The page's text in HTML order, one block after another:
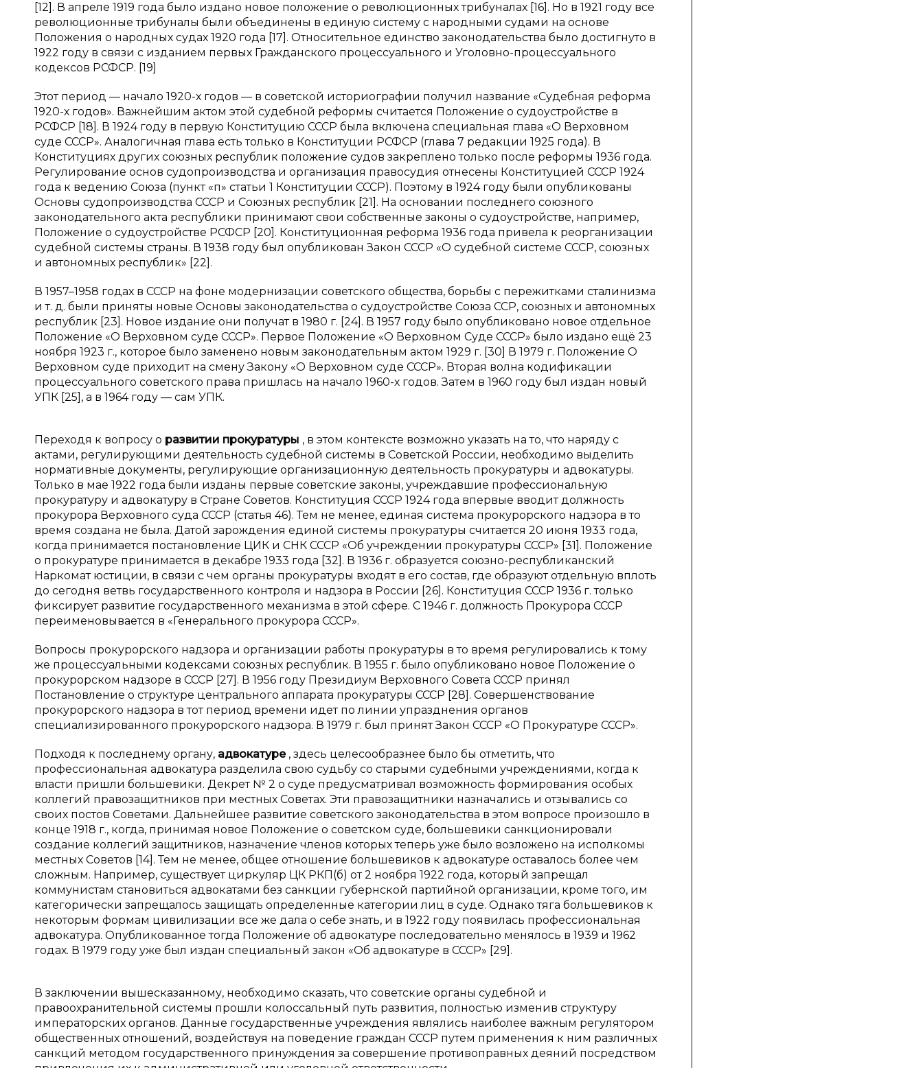
[12]. В апреле 1919 года было издано новое положение о революционных трибуналах [16]. Но в 1921 году все
революционные трибуналы были объединены в единую систему с народными судами на основе
Положения о народных судах 1920 года [17]. Относительное единство законодательства было достигнуто в
1922 году в связи с изданием первых Гражданского процессуального и Уголовно-процессуального
кодексов РСФСР. [19]
Этот период — начало 1920-х годов — в советской историографии получил название «Судебная реформа
1920-х годов». Важнейшим актом этой судебной реформы считается Положение о судоустройстве в
РСФСР [18]. В 1924 году в первую Конституцию СССР была включена специальная глава «О Верховном
суде СССР». Аналогичная глава есть только в Конституции РСФСР (глава 7 редакции 1925 года). В
Конституциях других союзных республик положение судов закреплено только после реформы 1936 года.
Регулирование основ судопроизводства и организация правосудия отнесены Конституцией СССР 1924
года к ведению Союза (пункт «п» статьи 1 Конституции СССР). Поэтому в 1924 году были опубликованы
Основы судопроизводства СССР и Союзных республик [21]. На основании последнего союзного
законодательного акта республики принимают свои собственные законы о судоустройстве, например,
Положение о судоустройстве РСФСР [20]. Конституционная реформа 1936 года привела к реорганизации
судебной системы страны. В 1938 году был опубликован Закон СССР «О судебной системе СССР, союзных
и автономных республик» [22].
В 1957–1958 годах в СССР на фоне модернизации советского общества, борьбы с пережитками сталинизма
и т. д. были приняты новые Основы законодательства о судоустройстве Союза ССР, союзных и автономных
республик [23]. Новое издание они получат в 1980 г. [24]. В 1957 году было опубликовано новое отдельное
Положение «О Верховном суде СССР». Первое Положение «О Верховном Суде СССР» было издано ещё 23
ноября 1923 г., которое было заменено новым законодательным актом 1929 г. [30] В 1979 г. Положение О
Верховном суде приходит на смену Закону «О Верховном суде СССР». Вторая волна кодификации
процессуального советского права пришлась на начало 1960-х годов. Затем в 1960 году был издан новый
УПК [25], а в 1964 году — сам УПК.
Переходя к вопросу о развитии прокуратуры , в этом контексте возможно указать на то, что наряду с
актами, регулирующими деятельность судебной системы в Советской России, необходимо выделить
нормативные документы, регулирующие организационную деятельность прокуратуры и адвокатуры.
Только в мае 1922 года были изданы первые советские законы, учреждавшие профессиональную
прокуратуру и адвокатуру в Стране Советов. Конституция СССР 1924 года впервые вводит должность
прокурора Верховного суда СССР (статья 46). Тем не менее, единая система прокурорского надзора в то
время создана не была. Датой зарождения единой системы прокуратуры считается 20 июня 1933 года,
когда принимается постановление ЦИК и СНК СССР «Об учреждении прокуратуры СССР» [31]. Положение
о прокуратуре принимается в декабре 1933 года [32]. В 1936 г. образуется союзно-республиканский
Наркомат юстиции, в связи с чем органы прокуратуры входят в его состав, где образуют отдельную вплоть
до сегодня ветвь государственного контроля и надзора в России [26]. Конституция СССР 1936 г. только
фиксирует развитие государственного механизма в этой сфере. С 1946 г. должность Прокурора СССР
переименовывается в «Генерального прокурора СССР».
Вопросы прокурорского надзора и организации работы прокуратуры в то время регулировались к тому
же процессуальными кодексами союзных республик. В 1955 г. было опубликовано новое Положение о
прокурорском надзоре в СССР [27]. В 1956 году Президиум Верховного Совета СССР принял
Постановление о структуре центрального аппарата прокуратуры СССР [28]. Совершенствование
прокурорского надзора в тот период времени идет по линии упразднения органов
специализированного прокурорского надзора. В 1979 г. был принят Закон СССР «О Прокуратуре СССР».
Подходя к последнему органу, адвокатуре , здесь целесообразнее было бы отметить, что
профессиональная адвокатура разделила свою судьбу со старыми судебными учреждениями, когда к
власти пришли большевики. Декрет № 2 о суде предусматривал возможность формирования особых
коллегий правозащитников при местных Советах. Эти правозащитники назначались и отзывались со
своих постов Советами. Дальнейшее развитие советского законодательства в этом вопросе произошло в
конце 1918 г., когда, принимая новое Положение о советском суде, большевики санкционировали
создание коллегий защитников, назначение членов которых теперь уже было возложено на исполкомы
местных Советов [14]. Тем не менее, общее отношение большевиков к адвокатуре оставалось более чем
сложным. Например, существует циркуляр ЦК РКП(б) от 2 ноября 1922 года, который запрещал
коммунистам становиться адвокатами без санкции губернской партийной организации, кроме того, им
категорически запрещалось защищать определенные категории лиц в суде. Однако тяга большевиков к
некоторым формам цивилизации все же дала о себе знать, и в 1922 году появилась профессиональная
адвокатура. Опубликованное тогда Положение об адвокатуре последовательно менялось в 1939 и 1962
годах. В 1979 году уже был издан специальный закон «Об адвокатуре в СССР» [29].
В заключении вышесказанному, необходимо сказать, что советские органы судебной и
правоохранительной системы прошли колоссальный путь развития, полностью изменив структуру
императорских органов. Данные государственные учреждения являлись наиболее важным регулятором
общественных отношений, воздействуя на поведение граждан СССР путем применения к ним различных
санкций методом государственного принуждения за совершение противоправных деяний посредством